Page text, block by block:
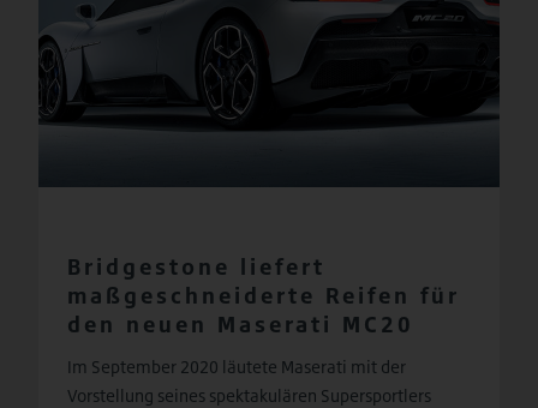
Bridgestone liefert
maßgeschneiderte Reifen für
den neuen Maserati MC20
Im September 2020 läutete Maserati mit der
Vorstellung seines spektakulären Supersportlers